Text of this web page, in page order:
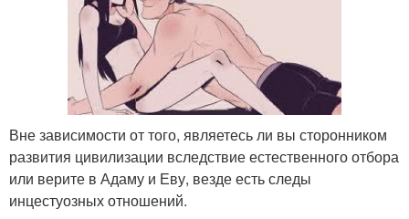
Вне зависимости от того, являетесь ли вы сторонником
развития цивилизации вследствие естественного отбора
или верите в Адаму и Еву, везде есть следы
инцестуозных отношений.